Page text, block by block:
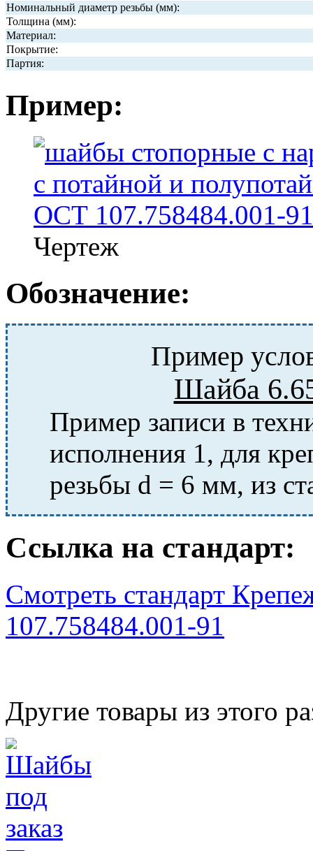
Номинальный диаметр резьбы (мм):
Толщина (мм):
Материал:
Покрытие:
Партия:
Пример:
Чертеж
Обозначение:
Пример
Шайба
Пример записи в
исполнения 1, для
резьбы d = 6 мм, из
Ссылка на стандарт:
Смотреть стандарт
107.758484.001-91
Другие товары из этого